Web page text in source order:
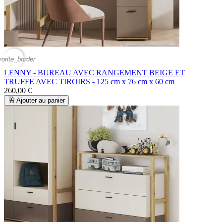
LENNY - BUREAU AVEC RANGEMENT BEIGE ET
TRUFFE AVEC TIROIRS - 125 cm x 76 cm x 60 cm
260,00 €
Ajouter au panier